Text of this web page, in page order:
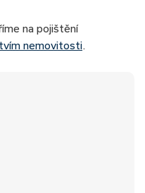
na pojištění
nemovitosti.